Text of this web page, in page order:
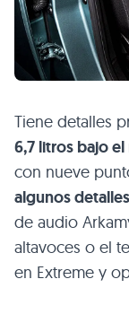
Tiene detalles
6,7 litros bajo
con nueve
algunos detalles
de audio
altavoces o el
en Extreme y